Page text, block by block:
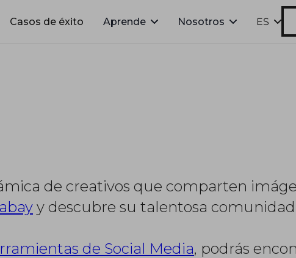
Casos de éxito Aprende Nosotros ES
de creativos que comparten
y descubre su talentosa
de Social Media, podrás